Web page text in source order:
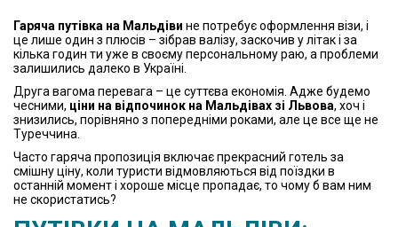
Гаряча путівка на Мальдіви не потребує оформлення візи, і
це лише один з плюсів – зібрав валізу, заскочив у літак і за
кілька годин ти уже в своєму персональному раю, а проблеми
залишились далеко в Україні.
Друга вагома перевага – це суттєва економія. Адже будемо
чесними, ціни на відпочинок на Мальдівах зі Львова, хоч і
знизились, порівняно з попередніми роками, але це все ще не
Туреччина.
Часто гаряча пропозиція включає прекрасний готель за
смішну ціну, коли туристи відмовляються від поїздки в
останній момент і хороше місце пропадає, то чому б вам ним
не скористатись?